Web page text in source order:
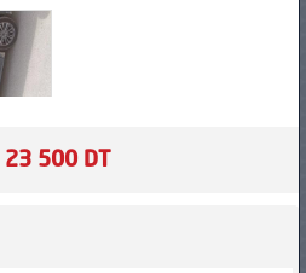
23 500 DT